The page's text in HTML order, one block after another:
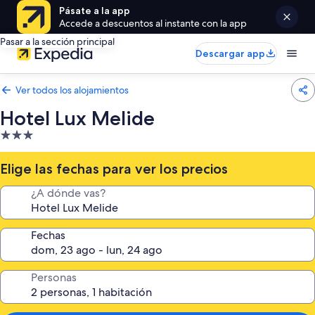
Pásate a la app
Accede a descuentos al instante con la app
Pasar a la sección principal
Descargar app
Ver todos los alojamientos
Hotel Lux Melide
Alojamiento
de
3.0 estrellas
Elige las fechas para ver los precios
¿A dónde vas?
Fechas
Personas